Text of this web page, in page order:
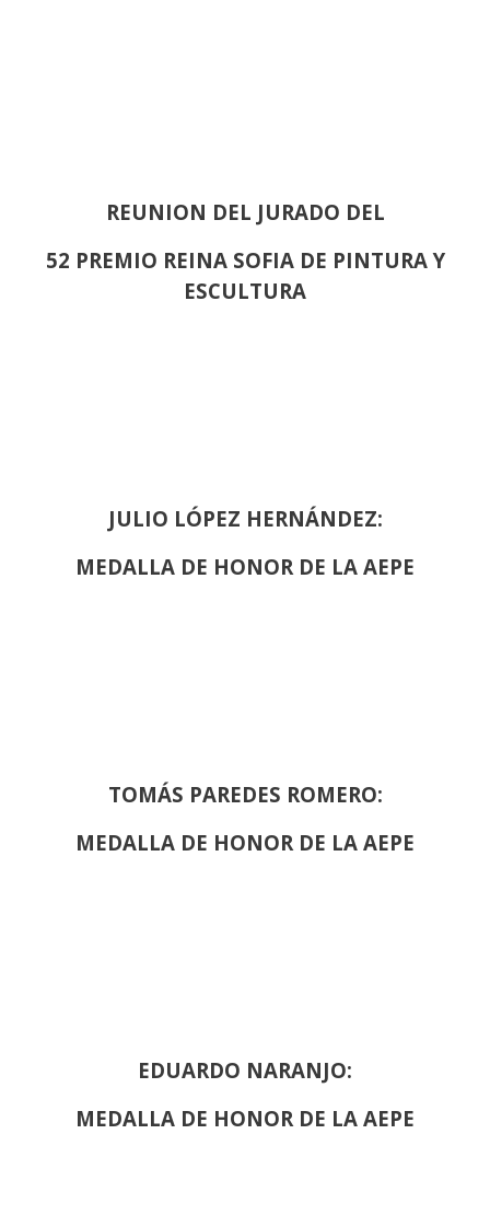
REUNION DEL JURADO DEL
52 PREMIO REINA SOFIA DE PINTURA Y
ESCULTURA
JULIO LÓPEZ HERNÁNDEZ:
MEDALLA DE HONOR DE LA AEPE
TOMÁS PAREDES ROMERO:
MEDALLA DE HONOR DE LA AEPE
EDUARDO NARANJO:
MEDALLA DE HONOR DE LA AEPE